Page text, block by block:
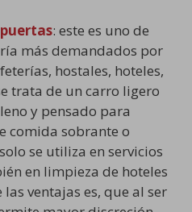
: este es uno de
más demandados por
hostales, hoteles,
trata de un carro ligero
y pensado para
comida sobrante o
se utiliza en servicios
en limpieza de hoteles
ventajas es, que al ser